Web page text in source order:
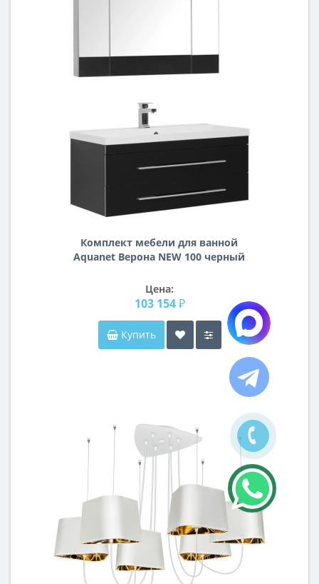
Комплект мебели для ванной
Aquanet Верона NEW 100 черный
Цена:
103 154 ₽
Купить